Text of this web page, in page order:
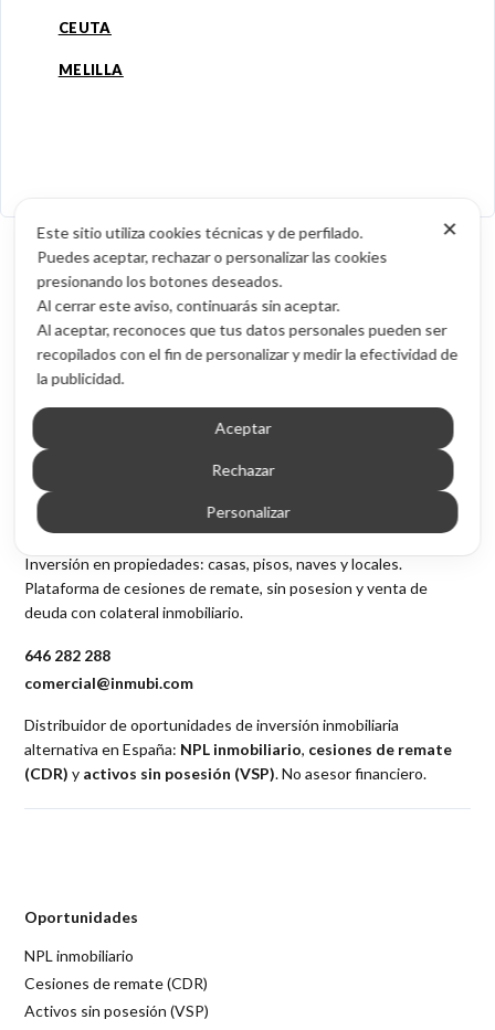
CEUTA
MELILLA
Inversión en propiedades: casas, pisos, naves y locales.
Plataforma de cesiones de remate, sin posesion y venta de
deuda con colateral inmobiliario.
646 282 288
comercial@inmubi.com
Distribuidor de oportunidades de inversión inmobiliaria
alternativa en España: NPL inmobiliario, cesiones de remate
(CDR) y activos sin posesión (VSP). No asesor financiero.
Oportunidades
NPL inmobiliario
Cesiones de remate (CDR)
Activos sin posesión (VSP)
✕
Este sitio utiliza cookies técnicas y de perfilado.
Puedes aceptar, rechazar o personalizar las cookies
presionando los botones deseados.
Al cerrar este aviso, continuarás sin aceptar.
Al aceptar, reconoces que tus datos personales pueden ser
recopilados con el fin de personalizar y medir la efectividad de
la publicidad.
Aceptar
Rechazar
Personalizar